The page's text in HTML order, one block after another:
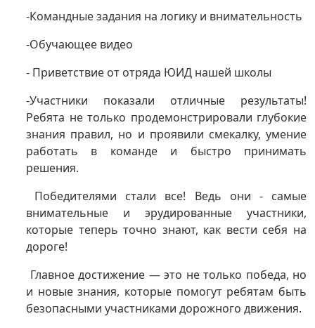
-Командные задания на логику и внимательность
-Обучающее видео
- Приветствие от отряда ЮИД нашей школы
-Участники показали отличные результаты!
Ребята не только продемонстрировали глубокие
знания правил, но и проявили смекалку, умение
работать в команде и быстро принимать
решения.
Победителями стали все! Ведь они - самые
внимательные и эрудированные участники,
которые теперь точно знают, как вести себя на
дороге!
Главное достижение — это не только победа, но
и новые знания, которые помогут ребятам быть
безопасными участниками дорожного движения.